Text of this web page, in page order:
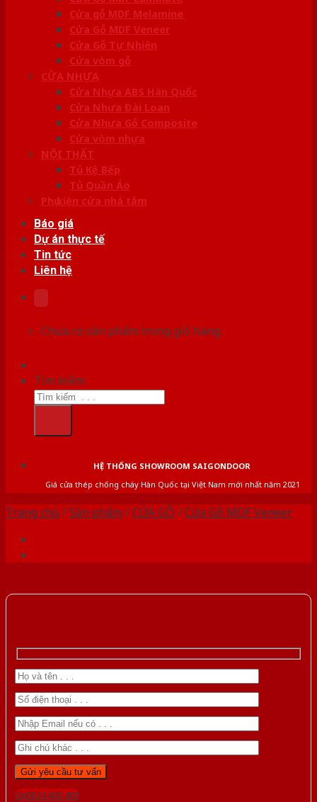
Cửa gỗ MDF Melamine
Cửa Gỗ MDF Veneer
Cửa Gỗ Tự Nhiên
Cửa vòm gỗ
CỬA NHỰA
Cửa Nhựa ABS Hàn Quốc
Cửa Nhựa Đài Loan
Cửa Nhựa Gỗ Composite
Cửa vòm nhựa
NỘI THẤT
Tủ Kệ Bếp
Tủ Quần Áo
Phụ kiện cửa nhà tắm
Báo giá
Dự án thực tế
Tin tức
Liên hệ
Chưa có sản phẩm trong giỏ hàng.
Tìm kiếm:
HỆ THỐNG SHOWROOM SAIGONDOOR
Giá cửa thép chống cháy Hàn Quốc tại Việt Nam mới nhất năm 2021
Trang chủ /Sản phẩm /CỬA GỖ /Cửa Gỗ MDF Veneer
Gọi 0824.400.400